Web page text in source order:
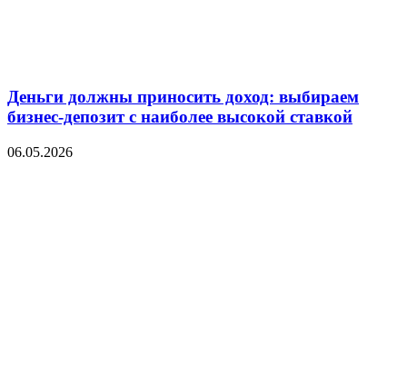
Деньги должны приносить доход: выбираем
бизнес-депозит с наиболее высокой ставкой
06.05.2026